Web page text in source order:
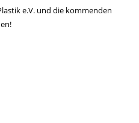
e.V. und die kommenden